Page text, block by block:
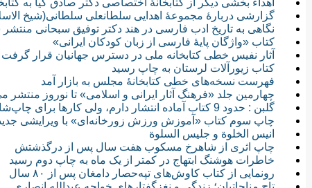
اهداء بخشی دیگر از کتابخانۀ اختصاصی دکتر صادق کیا به
گزارشی دربارۀ مجموعۀ اهدایی سلطانعلی سلطانی(شیخ
نگاهی به تاریخ ادب فارسی در هند دکتر توفیق سبحانی
کتاب «واژگان پایۀ فارسی از زبان کودکان ایرانی»
آثار نفیس خطی کتابخانه ملی در دسترس جهانیان قرار گرفت
کتاب زیورآلات لرستان به چاپ رسید
فهرست نسخه‌های خطی کتابخانۀ مجلس به بازار آمد
چهارمین جلد «فرهنگ آثار ایرانی و اسلامی» تا نوروز منتشر
گلبن : حدود 9 کتاب آماده انتشار دارم، ولی کارها برای چاپ‌شان خوب پیش نمی‌رود
چاپ سوم کتاب «آموزش ورزش زورخانه‌ای» با ویرایشی
انیس الخلوة و جلیس السلوة
چاپ اثری از شاهرخ مسکوب هفت سال پس از درگذشتش
خاطرات هوشنگ ابتهاج در کمتر از یک ماه به چاپ دوم رسید
رونمایی از کتاب کاوش‌های تپه‌حصار دامغان پس از ۸۰ سال